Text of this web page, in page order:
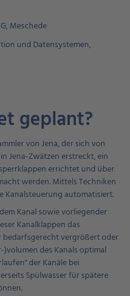
Meschede
und Datensystemen,
geplant?
von Jena, der sich von
Jena-Zwätzen erstreckt, ein
errichtet und über
werden. Mittels Techniken
automatisiert.
Kanal sowie vorliegender
Kanalklappen das
bedarfsgerecht vergrößert oder
des Kanals optimal
der Kanäle bei
Spülwasser für spätere